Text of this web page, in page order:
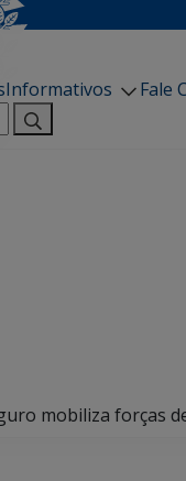
Informativos Fale
mobiliza forças